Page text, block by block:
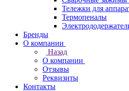
Тележки для
Термопеналы
Бренды
О компании
Назад
О компании
Отзывы
Реквизиты
Контакты